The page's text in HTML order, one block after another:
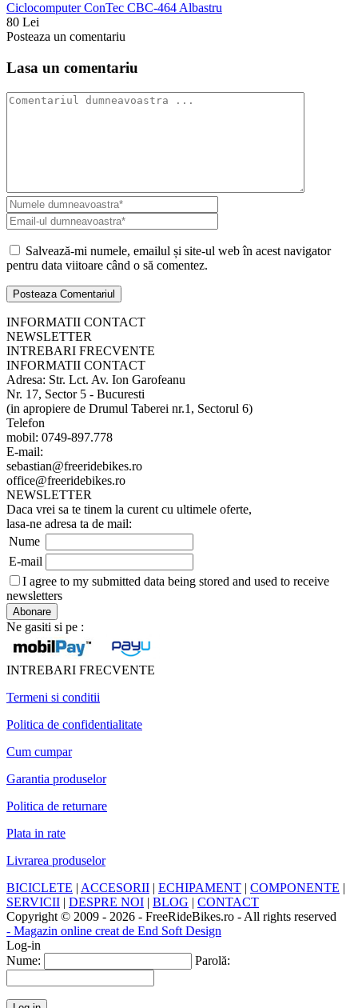
Ciclocomputer ConTec CBC-464 Albastru
80 Lei
Posteaza un comentariu
Lasa un comentariu
Salvează-mi numele, emailul și site-ul web în acest navigator
pentru data viitoare când o să comentez.
INFORMATII CONTACT
NEWSLETTER
INTREBARI FRECVENTE
INFORMATII CONTACT
Adresa: Str. Lct. Av. Ion Garofeanu
Nr. 17, Sector 5 - Bucuresti
(in apropiere de Drumul Taberei nr.1, Sectorul 6)
Telefon
mobil: 0749-897.778
E-mail:
sebastian@freeridebikes.ro
office@freeridebikes.ro
NEWSLETTER
Daca vrei sa te tinem la curent cu ultimele oferte,
lasa-ne adresa ta de mail:
Nume
E-mail
I agree to my submitted data being stored and used to receive
newsletters
Ne gasiti si pe :
INTREBARI FRECVENTE
Termeni si conditii
Politica de confidentialitate
Cum cumpar
Garantia produselor
Politica de returnare
Plata in rate
Livrarea produselor
BICICLETE | ACCESORII | ECHIPAMENT | COMPONENTE |
SERVICII | DESPRE NOI | BLOG | CONTACT
Copyright © 2009 - 2026 - FreeRideBikes.ro - All rights reserved
- Magazin online creat de End Soft Design
Log-in
Nume:
Parolă: